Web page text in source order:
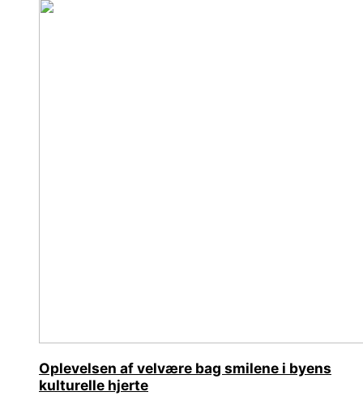
Oplevelsen af velvære bag smilene i byens
kulturelle hjerte